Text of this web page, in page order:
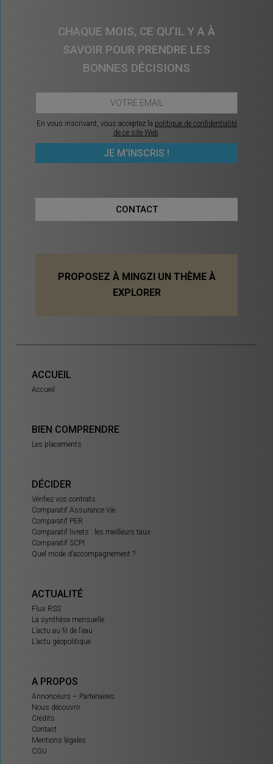
CHAQUE MOIS, CE QU’IL Y A À
SAVOIR POUR PRENDRE LES
BONNES DÉCISIONS
En vous inscrivant, vous acceptez la politique de confidentialité
de ce site Web.
CONTACT
PROPOSEZ À MINGZI UN THÈME À
EXPLORER
ACCUEIL
Accueil
BIEN COMPRENDRE
Les placements
DÉCIDER
Vérifiez vos contrats
Comparatif Assurance Vie
Comparatif PER
Comparatif livrets : les meilleurs taux
Comparatif SCPI
Quel mode d’accompagnement ?
ACTUALITÉ
Flux RSS
La synthèse mensuelle
L’actu au fil de l’eau
L’actu géopolitique
A PROPOS
Annonceurs – Partenaires
Nous découvrir
Crédits
Contact
Mentions légales
CGU